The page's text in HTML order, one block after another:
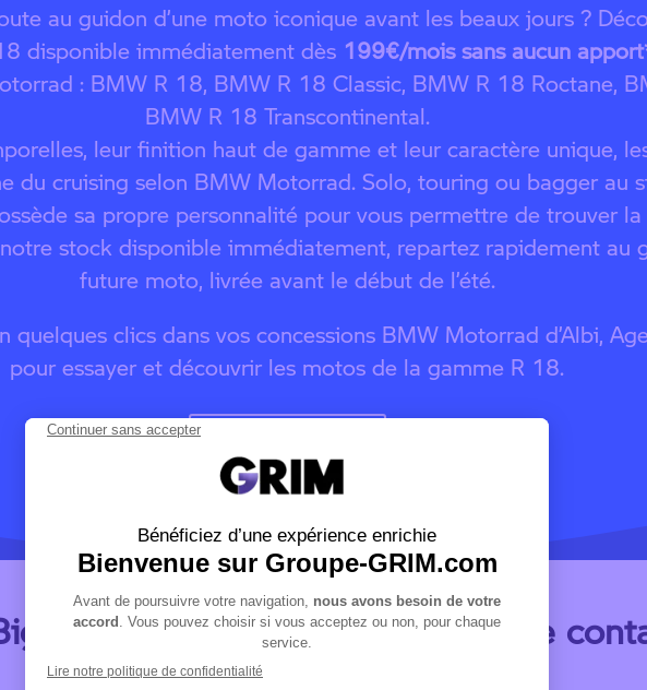
au guidon d’une moto iconique avant les beaux jours ?
disponible immédiatement dès 199€/mois sans aucun
: BMW R 18, BMW R 18 Classic, BMW R 18 Roctane,
BMW R 18 Transcontinental.
leur finition haut de gamme et leur caractère unique,
du cruising selon BMW Motorrad. Solo, touring ou bagger au
sa propre personnalité pour vous permettre de trouver
stock disponible immédiatement, repartez rapidement au
future moto, livrée avant le début de l’été.
quelques clics dans vos concessions BMW Motorrad d’Albi,
pour essayer et découvrir les motos de la gamme R 18.
Boxer Être